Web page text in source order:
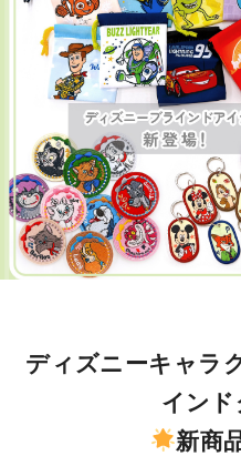
ディズニーキャラ
インド
新商